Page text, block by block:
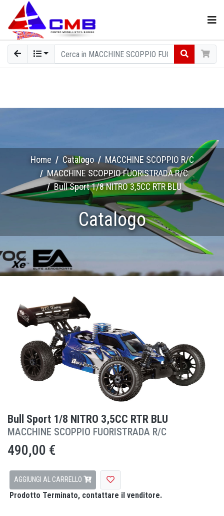
Home Catalogo
MACCHINE SCOPPIO R/C
MACCHINE SCOPPIO FUORISTRADA R/C
Bull Sport 1/8 NITRO 3,5CC RTR BLU
Catalogo
Bull Sport 1/8 NITRO 3,5CC RTR BLU
MACCHINE SCOPPIO FUORISTRADA R/C
490,00 €
AGGIUNGI AL CARRELLO
Prodotto Terminato, contattare il venditore.